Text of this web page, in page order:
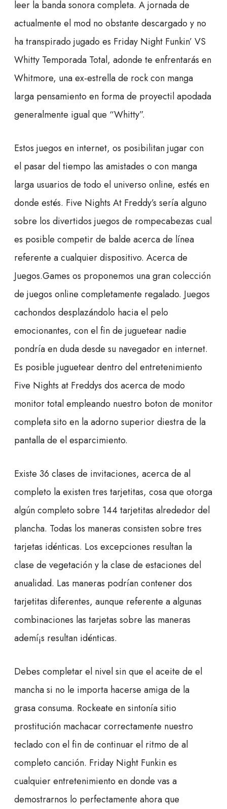
leer la banda sonora completa. A jornada de
actualmente el mod no obstante descargado y no
ha transpirado jugado es Friday Night Funkin’ VS
Whitty Temporada Total, adonde te enfrentarás en
Whitmore, una ex-estrella de rock con manga
larga pensamiento en forma de proyectil apodada
generalmente igual que “Whitty”.
Estos juegos en internet, os posibilitan jugar con
el pasar del tiempo las amistades o con manga
larga usuarios de todo el universo online, estés en
donde estés. Five Nights At Freddy’s serí­a alguno
sobre los divertidos juegos de rompecabezas cual
es posible competir de balde acerca de línea
referente a cualquier dispositivo. Acerca de
Juegos.Games os proponemos una gran colección
de juegos online completamente regalado. Juegos
cachondos desplazándolo hacia el pelo
emocionantes, con el fin de juguetear nadie
pondrí­a en duda desde su navegador en internet.
Es posible juguetear dentro del entretenimiento
Five Nights at Freddys dos acerca de modo
monitor total empleando nuestro boton de monitor
completa sito en la adorno superior diestra de la
pantalla de el esparcimiento.
Existe 36 clases de invitaciones, acerca de al
completo la existen tres tarjetitas, cosa que otorga
algún completo sobre 144 tarjetitas alrededor del
plancha. Todas los maneras consisten sobre tres
tarjetas idénticas. Los excepciones resultan la
clase de vegetación y la clase de estaciones del
anualidad. Las maneras podrían contener dos
tarjetitas diferentes, aunque referente a algunas
combinaciones las tarjetas sobre las maneras
ademí¡s resultan idénticas.
Debes completar el nivel sin que el aceite de el
mancha si no le importa hacerse amiga de la
grasa consuma. Rockeate en sintonía sitio
prostitución machacar correctamente nuestro
teclado con el fin de continuar el ritmo de al
completo canción. Friday Night Funkin es
cualquier entretenimiento en donde vas a
demostrarnos lo perfectamente ahora que